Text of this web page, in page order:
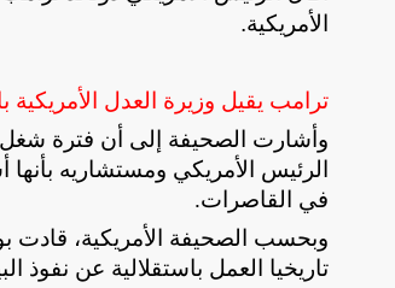
الأمريكية.
ترامب يقيل وزيرة العدل
وأشارت الصحيفة إلى أن فترة
الرئيس الأمريكي ومستشاريه
في القاصرات.
وبحسب الصحيفة الأمريكية،
تاريخيا العمل باستقلالية عن نفوذ